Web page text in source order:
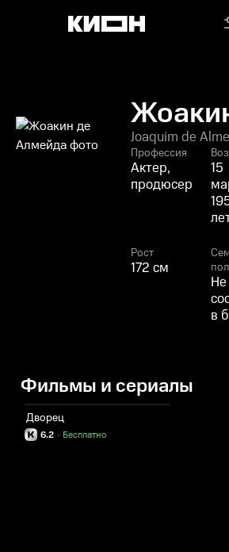
Joaquim de
Профессия
Актер,
продюсер
15
Рост
172 см
Не
в
Фильмы и сериалы
Дворец
6.2 Бесплатно
·